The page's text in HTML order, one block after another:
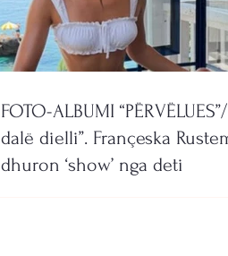
FOTO-ALBUMI
dalë dielli”. Françeska
dhuron ‘show’ nga deti